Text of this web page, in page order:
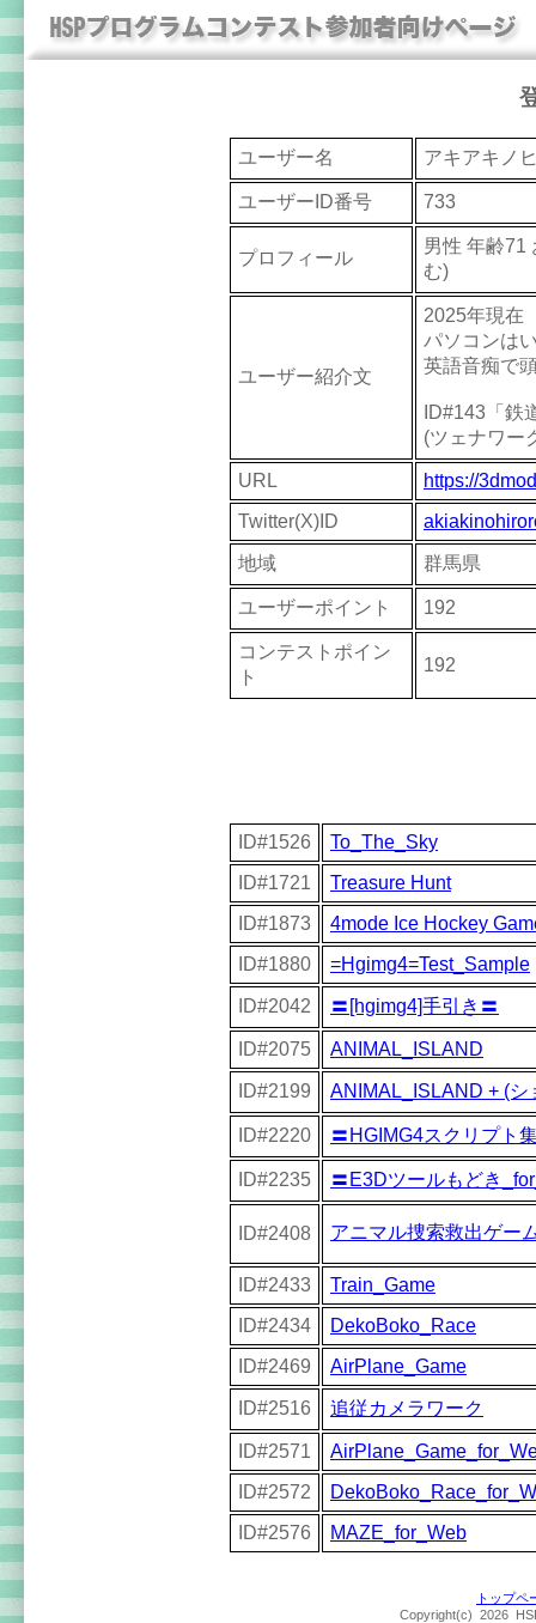
ユーザー名 アキアキノ
ユーザーID番号 733
プロフィール
男性 年齢71
む)
ユーザー紹介文
2025年現在
パソコンは
英語音痴で
ID#143「鉄
(ツェナワー
URL
https://
Twitter(X)ID
地域 群馬県
ユーザーポイント 192
コンテストポイン
ト
192
ID#1526
To_The_Sky
ID#1721
Treasure Hunt
ID#1873
4mode Ice Hockey
ID#1880
=Hgimg4=Test_Sample
ID#2042 〓[hgimg4]手引き〓
ID#2075 ANIMAL_ISLAND
ID#2199 ANIMAL_ISLAND + (
ID#2220 〓HGIMG4スクリプト
ID#2235 〓E3Dツールもどき
ID#2408 アニマル捜索救出ゲー
ID#2433
Train_Game
ID#2434
DekoBoko_Race
ID#2469
AirPlane_Game
ID#2516 追従カメラワーク
ID#2571
ID#2572
ID#2576
MAZE_for_Web
トップペ
Copyright(c)2026